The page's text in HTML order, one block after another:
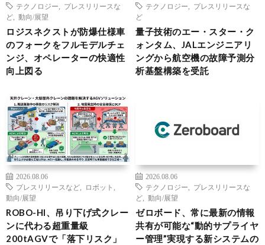
テクノロジー
プレスリリースな
ど
動向/展望
ロジスネクストが防爆仕様車
のフォークをフルモデルチェ
ンジ、オペレーターの快適性
向上図る
テクノロジー
プレスリリースな
ど
量子技術のエー・スター・ク
ォンタム、JALエンジニアリ
ングから航空機の故障予測分
析基盤構築を受託
2026.08.06
プレスリリースなど
ロボット
動向/展望
ROBO-HI、吊り下げ式クレー
ンに代わる超重量級
200tAGVで「落下リスク」
2026.08.06
テクノロジー
プレスリリースな
ど
動向/展望
ゼロボード、常に最新の情報
共有が可能な“動的サプライヤ
ー管理”実現する新システムの